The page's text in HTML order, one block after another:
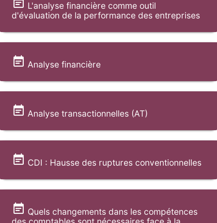
L'analyse financière comme outil
d'évaluation de la performance des entreprises
Analyse financière
Analyse transactionnelles (AT)
CDI : Hausse des ruptures conventionnelles
Quels changements dans les compétences